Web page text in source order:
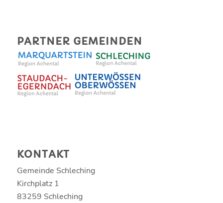
PARTNER GEMEINDEN
KONTAKT
Gemeinde Schleching
Kirchplatz 1
83259 Schleching